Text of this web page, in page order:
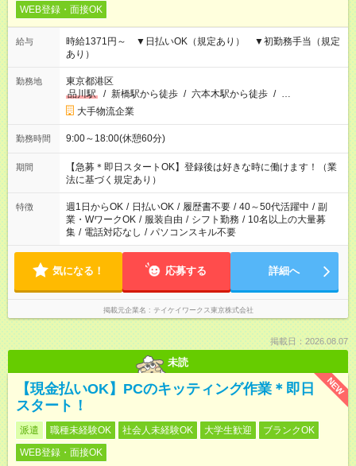
WEB登録・面接OK
給与
時給1371円～ ▼日払いOK（規定あり） ▼初勤務手当（規定
あり）
勤務地
東京都港区
品川駅
/ 新橋駅から徒歩 / 六本木駅から徒歩 / …
大手物流企業
勤務時間 9:00～18:00(休憩60分)
期間
【急募＊即日スタートOK】登録後は好きな時に働けます！（業
法に基づく規定あり）
特徴 週1日からOK / 日払いOK / 履歴書不要 / 40～50代活躍中 / 副
業・WワークOK / 服装自由 / シフト勤務 / 10名以上の大量募
集 / 電話対応なし / パソコンスキル不要
気になる！ 応募する 詳細へ
掲載元企業名 テイケイワークス東京株式会社
掲載日：2026.08.07
未読
NEW
【現金払いOK】PCのキッティング作業＊即日
スタート！
派遣 職種未経験OK 社会人未経験OK 大学生歓迎
ブランクOK
WEB登録・面接OK